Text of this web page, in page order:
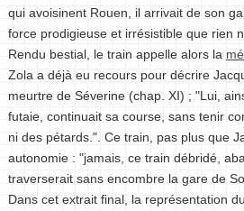
qui avoisinent Rouen, il arrivait de son
force prodigieuse et irrésistible que rien
Rendu bestial, le train appelle alors la
Zola a déjà eu recours pour décrire
meurtre de Séverine (chap. XI) ; "Lui,
futaie, continuait sa course, sans tenir
ni des pétards.". Ce train, pas plus que
autonomie : "jamais, ce train débridé,
traverserait sans encombre la gare de
Dans cet extrait final, la représentation